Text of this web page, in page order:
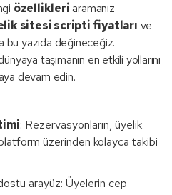
özellikleriaramanız
sitesi scripti fiyatları ve
bu yazıda değineceğiz.
taşımanın en etkili yollarını
devam edin.
: Rezervasyonların, üyelik
üzerinden kolayca takibi
arayüz: Üyelerin cep